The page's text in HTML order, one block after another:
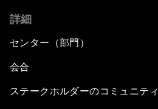
詳細
センター（部門）
会合
ステークホルダーのコミュニティ